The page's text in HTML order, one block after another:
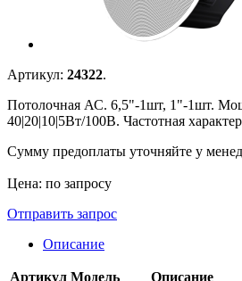
Артикул: 24322.
Потолочная АС. 6,5"-1шт, 1"-1шт.
40|20|10|5Вт/100В. Частотная
Сумму предоплаты уточняйте у
Цена: по запросу
Отправить запрос
Описание
Артикул Модель Описание